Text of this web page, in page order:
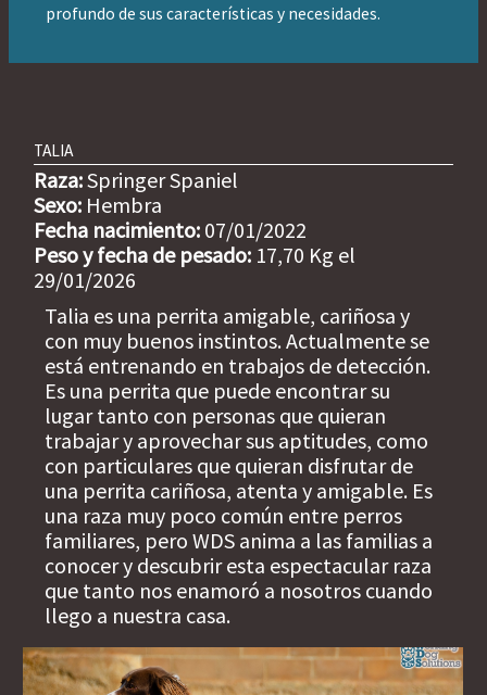
profundo de sus características y necesidades.
TALIA
Raza:Springer Spaniel
Sexo: Hembra
Fecha nacimiento: 07/01/2022
Peso y fecha de pesado: 17,70 Kg el
29/01/2026
Talia es una perrita amigable, cariñosa y
con muy buenos instintos. Actualmente se
está entrenando en trabajos de detección.
Es una perrita que puede encontrar su
lugar tanto con personas que quieran
trabajar y aprovechar sus aptitudes, como
con particulares que quieran disfrutar de
una perrita cariñosa, atenta y amigable. Es
una raza muy poco común entre perros
familiares, pero WDS anima a las familias a
conocer y descubrir esta espectacular raza
que tanto nos enamoró a nosotros cuando
llego a nuestra casa.